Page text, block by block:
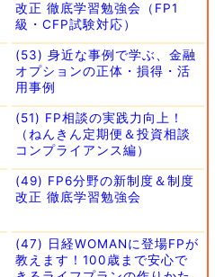
改正 徹底学習勉強会（FP1
級・CFP試験対応）
(53) 身近な事例で学ぶ、金融
オプションの正体・損得・活
用事例
(51) FP相談の実践力向上！
（ねんきん定期便＆投資相談
コンプライアンス編）
(49) FP6分野の新制度＆制度
改正 徹底学習勉強会
(47) 日経WOMANに登場FPが
教えます！100歳まで安心で